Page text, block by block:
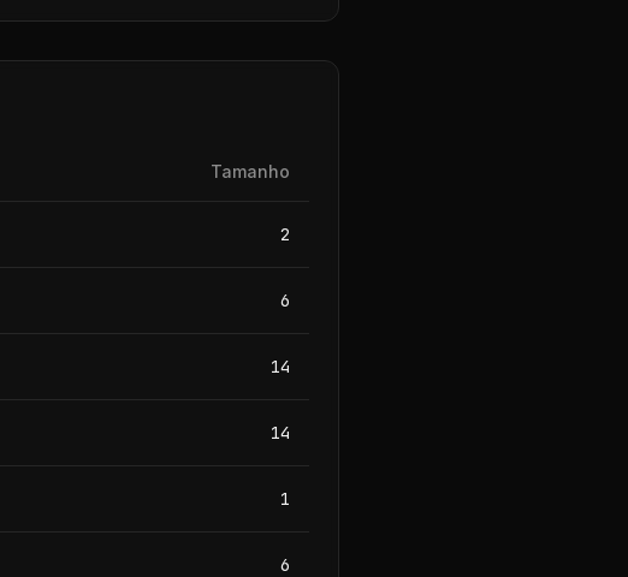
Tamanho
2
6
14
14
1
6